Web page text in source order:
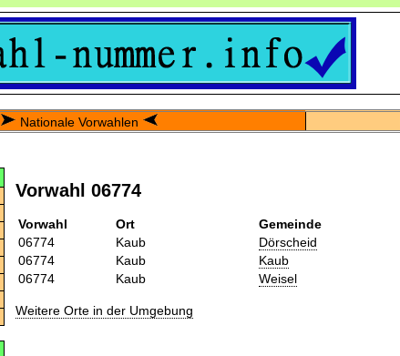
Nationale Vorwahlen
Vorwahl 06774
Vorwahl Ort
Gemeinde
06774
Kaub Dörscheid
06774
Kaub Kaub
06774
Kaub Weisel
Weitere Orte in der Umgebung